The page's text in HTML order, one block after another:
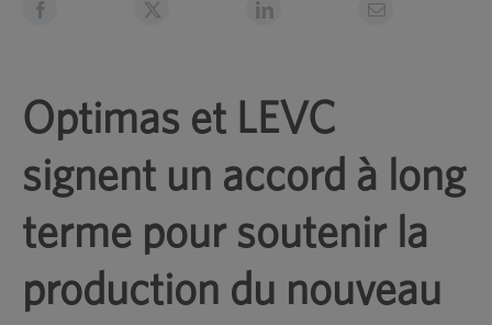
Optimas et LEVC
signent un accord à long
terme pour soutenir la
production du nouveau